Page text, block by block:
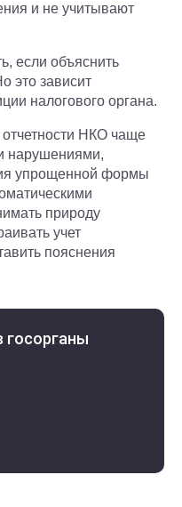
и не учитывают
если объяснить
это зависит
налогового органа.
НКО чаще
нарушениями,
упрощенной формы
природу
учет
пояснения
госорганы